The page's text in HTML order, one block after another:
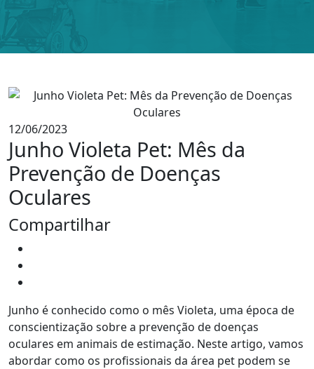
12/06/2023
Junho Violeta Pet: Mês da
Prevenção de Doenças
Oculares
Compartilhar
Junho é conhecido como o mês Violeta, uma época de
conscientização sobre a prevenção de doenças
oculares em animais de estimação. Neste artigo, vamos
abordar como os profissionais da área pet podem se